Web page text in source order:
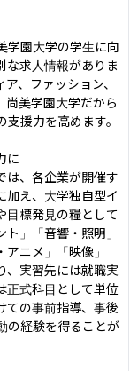
学園大学の学生に向
な求人情報がありま
、ファッション、
尚美学園大学だから
援力を高めます。
に
は、各企業が開催す
加え、大学独自型イ
目標発見の糧として
」「音響・照明」
ニメ」「映像」
、実習先には就職実
正式科目として単位
ての事前指導、事後
の経験を得ることが